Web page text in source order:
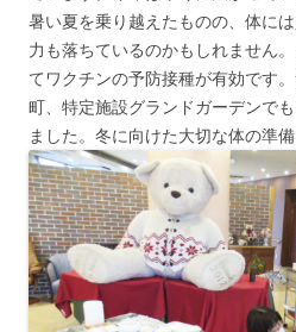
暑い夏を乗り越えたものの、体に
力も落ちているのかもしれません
てワクチンの予防接種が有効です
町、特定施設グランドガーデンで
ました。冬に向けた大切な体の準備